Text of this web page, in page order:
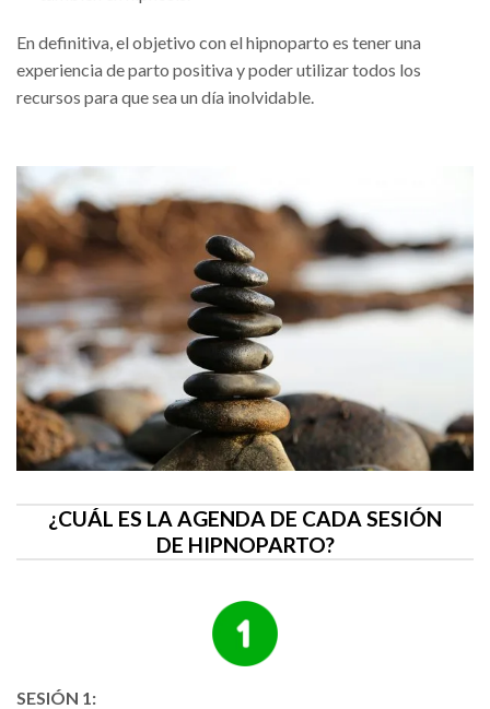
En definitiva, el objetivo con el hipnoparto es tener una
experiencia de parto positiva y poder utilizar todos los
recursos para que sea un día inolvidable.
¿CUÁL ES LA AGENDA DE CADA SESIÓN
DE HIPNOPARTO?
SESIÓN 1: